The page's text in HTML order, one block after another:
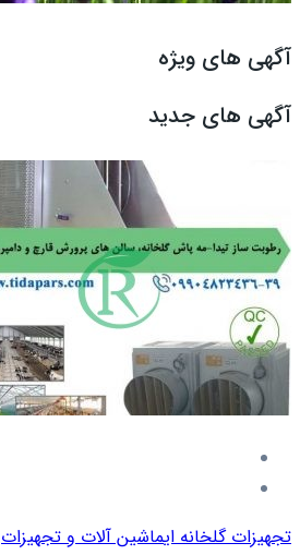
آگهی های ویژه
آگهی های جدید
تجهیزات گلخانه ایماشین آلات و تجهیزات